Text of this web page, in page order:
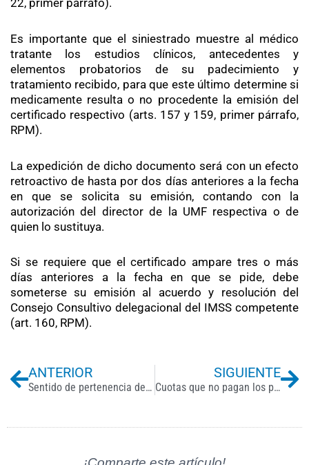
22, primer párrafo).
Es importante que el siniestrado muestre al médico
tratante los estudios clínicos, antecedentes y
elementos probatorios de su padecimiento y
tratamiento recibido, para que este último determine si
medicamente resulta o no procedente la emisión del
certificado respectivo (arts. 157 y 159, primer párrafo,
RPM).
La expedición de dicho documento será con un efecto
retroactivo de hasta por dos días anteriores a la fecha
en que se solicita su emisión, contando con la
autorización del director de la UMF respectiva o de
quien lo sustituya.
Si se requiere que el certificado ampare tres o más
días anteriores a la fecha en que se pide, debe
someterse su emisión al acuerdo y resolución del
Consejo Consultivo delegacional del IMSS competente
(art. 160, RPM).
Previo
ANTERIOR
Sentido de pertenencia de la gente
SIGUIENTE
Cuotas que no pagan los pensionados por CEA